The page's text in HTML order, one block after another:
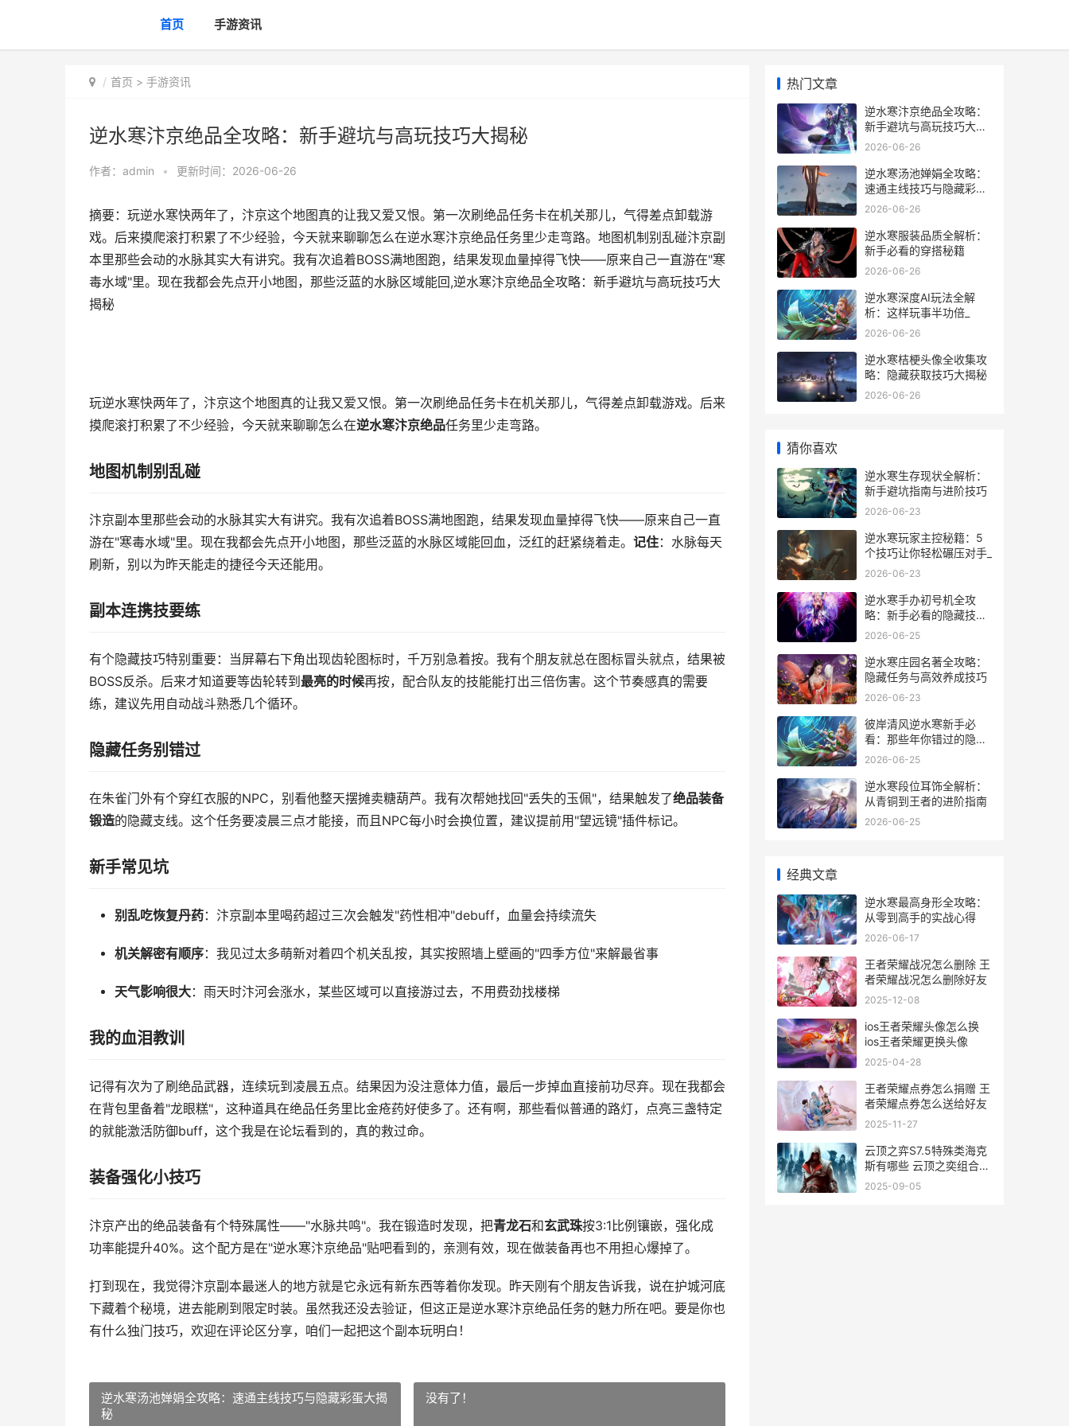
首页 手游资讯
首页 > 手游资讯
逆水寒汴京绝品全攻略：新手避坑与高玩技巧大揭秘
作者： admin • 更新时间：2026-06-26
摘要：玩逆水寒快两年了，汴京这个地图真的让我又爱又恨。第一次刷绝品任务卡在机关那儿，气得差点卸载游
戏。后来摸爬滚打积累了不少经验，今天就来聊聊怎么在逆水寒汴京绝品任务里少走弯路。地图机制别乱碰汴京副
本里那些会动的水脉其实大有讲究。我有次追着BOSS满地图跑，结果发现血量掉得飞快——原来自己一直游在"寒
毒水域"里。现在我都会先点开小地图，那些泛蓝的水脉区域能回,逆水寒汴京绝品全攻略：新手避坑与高玩技巧大
揭秘
玩逆水寒快两年了，汴京这个地图真的让我又爱又恨。第一次刷绝品任务卡在机关那儿，气得差点卸载游戏。后来
摸爬滚打积累了不少经验，今天就来聊聊怎么在逆水寒汴京绝品任务里少走弯路。
地图机制别乱碰
汴京副本里那些会动的水脉其实大有讲究。我有次追着BOSS满地图跑，结果发现血量掉得飞快——原来自己一直
游在"寒毒水域"里。现在我都会先点开小地图，那些泛蓝的水脉区域能回血，泛红的赶紧绕着走。 记住：水脉每天
刷新，别以为昨天能走的捷径今天还能用。
副本连携技要练
有个隐藏技巧特别重要：当屏幕右下角出现齿轮图标时，千万别急着按。我有个朋友就总在图标冒头就点，结果被
BOSS反杀。后来才知道要等齿轮转到 最亮的时候再按，配合队友的技能能打出三倍伤害。这个节奏感真的需要
练，建议先用自动战斗熟悉几个循环。
隐藏任务别错过
在朱雀门外有个穿红衣服的NPC，别看他整天摆摊卖糖葫芦。我有次帮她找回"丢失的玉佩"，结果触发了绝品装备
锻造的隐藏支线。这个任务要凌晨三点才能接，而且NPC每小时会换位置，建议提前用"望远镜"插件标记。
新手常见坑
别乱吃恢复丹药：汴京副本里喝药超过三次会触发"药性相冲"debuff，血量会持续流失
机关解密有顺序：我见过太多萌新对着四个机关乱按，其实按照墙上壁画的"四季方位"来解最省事
天气影响很大：雨天时汴河会涨水，某些区域可以直接游过去，不用费劲找楼梯
我的血泪教训
记得有次为了刷绝品武器，连续玩到凌晨五点。结果因为没注意体力值，最后一步掉血直接前功尽弃。现在我都会
在背包里备着"龙眼糕"，这种道具在绝品任务里比金疮药好使多了。还有啊，那些看似普通的路灯，点亮三盏特定
的就能激活防御buff，这个我是在论坛看到的，真的救过命。
装备强化小技巧
汴京产出的绝品装备有个特殊属性——"水脉共鸣"。我在锻造时发现，把青龙石和玄武珠按3:1比例镶嵌，强化成
功率能提升40%。这个配方是在"逆水寒汴京绝品"贴吧看到的，亲测有效，现在做装备再也不用担心爆掉了。
打到现在，我觉得汴京副本最迷人的地方就是它永远有新东西等着你发现。昨天刚有个朋友告诉我，说在护城河底
下藏着个秘境，进去能刷到限定时装。虽然我还没去验证，但这正是逆水寒汴京绝品任务的魅力所在吧。要是你也
有什么独门技巧，欢迎在评论区分享，咱们一起把这个副本玩明白！
逆水寒汤池婵娟全攻略：速通主线技巧与隐藏彩蛋大揭
秘
没有了！
热门文章
逆水寒汴京绝品全攻略：
新手避坑与高玩技巧大揭
秘
2026-06-26
逆水寒汤池婵娟全攻略：
速通主线技巧与隐藏彩蛋
大揭秘
2026-06-26
逆水寒服装品质全解析：
新手必看的穿搭秘籍
2026-06-26
逆水寒深度AI玩法全解
析：这样玩事半功倍_
2026-06-26
逆水寒桔梗头像全收集攻
略：隐藏获取技巧大揭秘
2026-06-26
猜你喜欢
逆水寒生存现状全解析：
新手避坑指南与进阶技巧
2026-06-23
逆水寒玩家主控秘籍：5
个技巧让你轻松碾压对手_
2026-06-23
逆水寒手办初号机全攻
略：新手必看的隐藏技巧
与实战经验
2026-06-25
逆水寒庄园名著全攻略：
隐藏任务与高效养成技巧
2026-06-23
彼岸清风逆水寒新手必
看：那些年你错过的隐藏
副本与心法搭配
2026-06-25
逆水寒段位耳饰全解析：
从青铜到王者的进阶指南
2026-06-25
经典文章
逆水寒最高身形全攻略：
从零到高手的实战心得
2026-06-17
王者荣耀战况怎么删除 王
者荣耀战况怎么删除好友
2025-12-08
ios王者荣耀头像怎么换
ios王者荣耀更换头像
2025-04-28
王者荣耀点券怎么捐赠 王
者荣耀点券怎么送给好友
2025-11-27
云顶之弈S7.5特殊类海克
斯有哪些 云顶之奕组合特
效
2025-09-05